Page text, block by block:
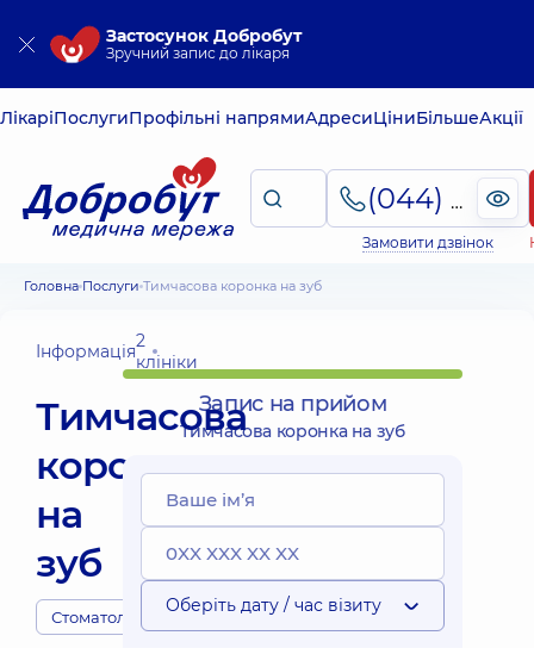
Застосунок Добробут
Зручний запис до лікаря
ЛікаріПослугиПрофільні напрямиАдресиЦіниБільшеАкції
(044) 495-2-888
Замовити дзвінок
Головна Послуги Тимчасова коронка на зуб
Інформація2
клініки
Тимчасова
коронка
на
зуб
Стоматологи
Запис на прийом
Тимчасова коронка на зуб
Оберіть дату / час візиту